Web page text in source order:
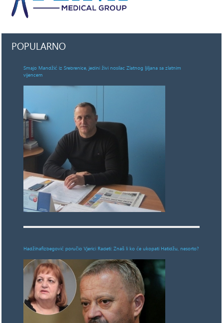
POPULARNO
Smajo Mandžić iz Srebrenice, jedini živi nosilac Zlatnog ljiljana sa zlatnim
vijencem
Hadžihafizbegović poručio Vjerici Radeti: Znaš li ko će ukopati Hatidžu, nesorto?